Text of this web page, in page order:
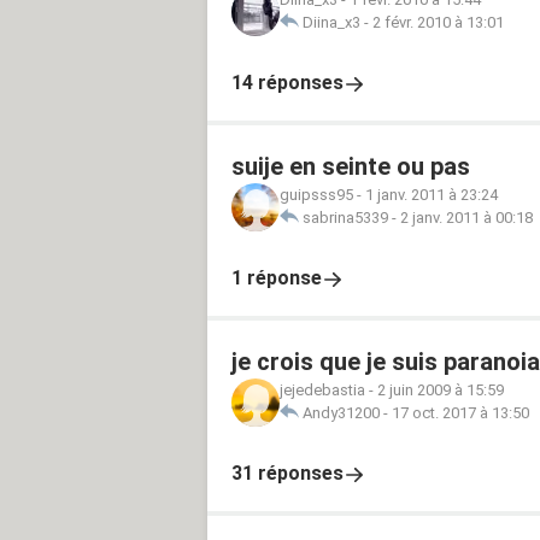
Diina_x3 - 2 févr. 2010 à 13:01
14 réponses
suije en seinte ou pas
guipsss95 - 1 janv. 2011 à 23:24
sabrina5339 - 2 janv. 2011 à 00:18
1 réponse
je crois que je suis
jejedebastia - 2 juin 2009 à 15:59
Andy31200 - 17 oct. 2017 à 13:50
31 réponses